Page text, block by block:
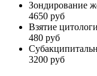
Зондирование
4650 руб
Взятие
480 руб
3200 руб